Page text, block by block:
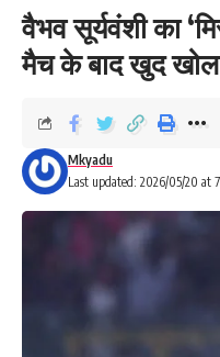
वैभव सूर्यवंशी का
मैच के बाद खुद
Last updated: 2026/05/20 at
Mkyadu